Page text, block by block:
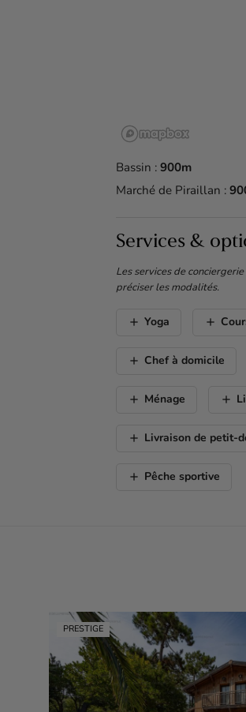
Bassin : 900m
Marché de Piraillan :
Services &
Les services de
préciser les modalités.
add Yoga add
add Chef à domicile
add Ménage add
add Livraison de petit-
add Pêche sportive
PRESTIGE